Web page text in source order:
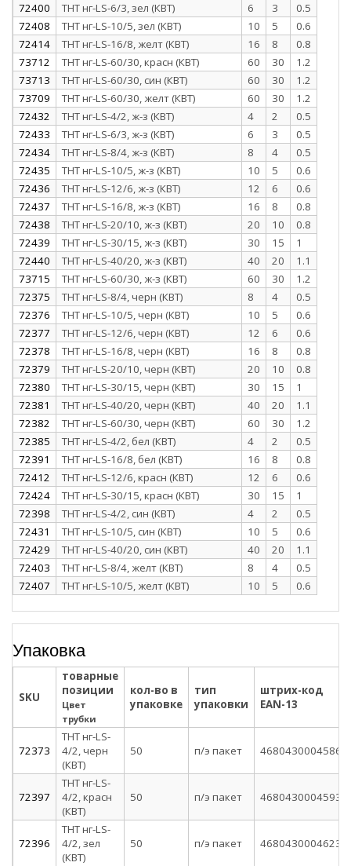
72400
ТНТ нг-LS-6/3, зел (КВТ) 6 3
0.5
72408
ТНТ нг-LS-10/5, зел (КВТ) 10 5
0.6
72414
ТНТ нг-LS-16/8, желт (КВТ) 16 8
0.8
73712
ТНТ нг-LS-60/30, красн (КВТ) 60 30
1.2
73713
ТНТ нг-LS-60/30, син (КВТ) 60 30
1.2
73709
ТНТ нг-LS-60/30, желт (КВТ) 60 30
1.2
72432
ТНТ нг-LS-4/2, ж-з (КВТ) 4 2
0.5
72433
ТНТ нг-LS-6/3, ж-з (КВТ) 6 3
0.5
72434
ТНТ нг-LS-8/4, ж-з (КВТ) 8 4
0.5
72435
ТНТ нг-LS-10/5, ж-з (КВТ) 10 5
0.6
72436
ТНТ нг-LS-12/6, ж-з (КВТ) 12 6
0.6
72437
ТНТ нг-LS-16/8, ж-з (КВТ) 16 8
0.8
72438
ТНТ нг-LS-20/10, ж-з (КВТ) 20 10
0.8
72439
ТНТ нг-LS-30/15, ж-з (КВТ) 30 15
1
72440
ТНТ нг-LS-40/20, ж-з (КВТ) 40 20
1.1
73715
ТНТ нг-LS-60/30, ж-з (КВТ) 60 30
1.2
72375
ТНТ нг-LS-8/4, черн (КВТ) 8 4
0.5
72376
ТНТ нг-LS-10/5, черн (КВТ) 10 5
0.6
72377
ТНТ нг-LS-12/6, черн (КВТ) 12 6
0.6
72378
ТНТ нг-LS-16/8, черн (КВТ) 16 8
0.8
72379
ТНТ нг-LS-20/10, черн (КВТ) 20 10
0.8
72380
ТНТ нг-LS-30/15, черн (КВТ) 30 15
1
72381
ТНТ нг-LS-40/20, черн (КВТ) 40 20
1.1
72382
ТНТ нг-LS-60/30, черн (КВТ) 60 30
1.2
72385
ТНТ нг-LS-4/2, бел (КВТ) 4 2
0.5
72391
ТНТ нг-LS-16/8, бел (КВТ) 16 8
0.8
72412
ТНТ нг-LS-12/6, красн (КВТ) 12 6
0.6
72424
ТНТ нг-LS-30/15, красн (КВТ) 30 15
1
72398
ТНТ нг-LS-4/2, син (КВТ) 4 2
0.5
72431
ТНТ нг-LS-10/5, син (КВТ) 10 5
0.6
72429
ТНТ нг-LS-40/20, син (КВТ) 40 20
1.1
72403
ТНТ нг-LS-8/4, желт (КВТ) 8 4
0.5
72407
ТНТ нг-LS-10/5, желт (КВТ) 10 5 0.6
Упаковка
SKU
товарные
позиции
Цвет
трубки
кол-во в
упаковке
тип
упаковки
штрих-код
EAN-13
72373
ТНТ нг-LS-
4/2, черн
(КВТ)
50 п/э пакет 4680430004586
72397
ТНТ нг-LS-
4/2, красн
(КВТ)
50 п/э пакет 4680430004593
72396
ТНТ нг-LS-
4/2, зел
(КВТ)
50 п/э пакет 4680430004623